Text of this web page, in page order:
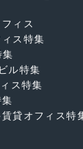
ィス
ス特集
集
ル特集
ス特集
貸オフィス特